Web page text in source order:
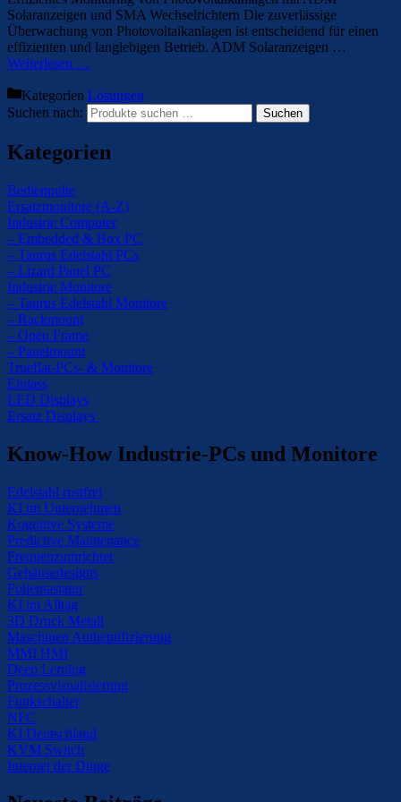
Solaranzeigen und SMA Wechselrichtern Die zuverlässige
Überwachung von Photovoltaikanlagen ist entscheidend für einen
effizienten und langlebigen Betrieb. ADM Solaranzeigen …
Weiterlesen …
Kategorien Lösungen
Suchen nach:
Suchen
Kategorien
Bedienpulte
Ersatzmonitore (A-Z)
Industrie Computer
– Embedded & Box PC
– Taurus Edelstahl PCs
– Lizard Panel PC
Industrie Monitore
– Taurus Edelstahl Monitore
– Rackmount
– Open Frame
– Panelmount
Trueflat-PCs- & Monitore
Einlass
LED Displays
Ersatz Displays
Know-How Industrie-PCs und Monitore
Edelstahl rostfrei
KI im Unternehmen
Kognitive Systeme
Predictive Maintenance
Frequenzumrichter
Gehäusedesigns
Folientastatur
KI im Alltag
3D Druck Metall
Maschinen Authentifizierung
MMI HMI
Deep Lerning
Prozessvisualisierung
Funkschalter
NFC
KI Deutschland
KVM Switch
Internet der Dinge